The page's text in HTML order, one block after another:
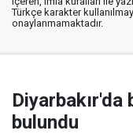
Türkçe karakter
onaylanmamaktadır.
bulundu